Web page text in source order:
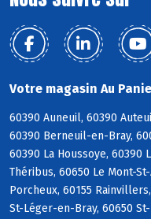
Votre magasin Au
60390 Auneuil, 60390
60390 Berneuil-en-Bray,
60390 La Houssoye, 60390
Théribus, 60650 Le Mont-
Porcheux, 60155
St-Léger-en-Bray, 60650